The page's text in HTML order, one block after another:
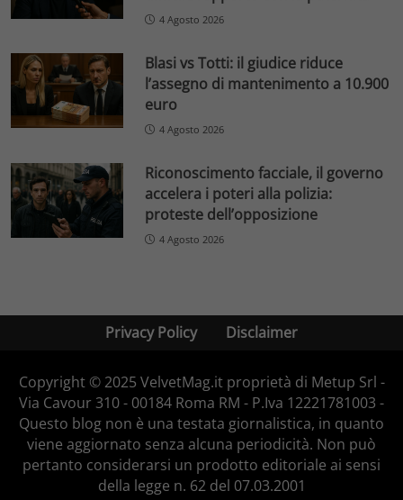
4 Agosto 2026
Blasi vs Totti: il giudice riduce
l’assegno di mantenimento a 10.900
euro
4 Agosto 2026
Riconoscimento facciale, il governo
accelera i poteri alla polizia:
proteste dell’opposizione
4 Agosto 2026
Privacy Policy Disclaimer
Copyright © 2025 VelvetMag.it proprietà di Metup Srl -
Via Cavour 310 - 00184 Roma RM - P.Iva 12221781003 -
Questo blog non è una testata giornalistica, in quanto
viene aggiornato senza alcuna periodicità. Non può
pertanto considerarsi un prodotto editoriale ai sensi
della legge n. 62 del 07.03.2001